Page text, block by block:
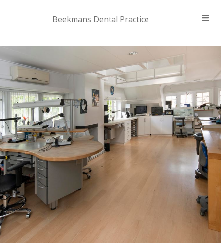
Beekmans Dental Practice